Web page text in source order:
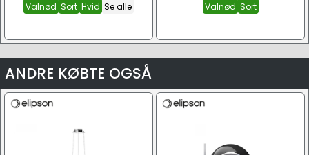
Valnød Sort Hvid Se alle Valnød Sort
ANDRE KØBTE OGSÅ